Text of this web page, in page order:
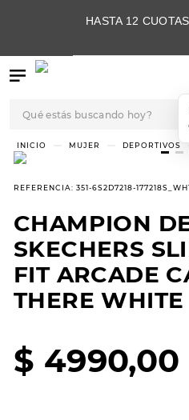
HASTA 12
MUJER DEPORTIVOS
REFERENCIA: 351-6S2D7218-
CHAMPION
SKECHERS
FIT ARCADE
THERE WHITE
$ 4990,00